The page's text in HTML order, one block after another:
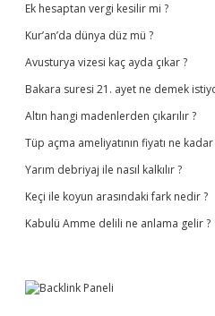
Ek hesaptan vergi kesilir mi ?
Kur’an’da dünya düz mü ?
Avusturya vizesi kaç ayda çıkar ?
Bakara suresi 21. ayet ne demek
Altın hangi madenlerden çıkarılır ?
Tüp açma ameliyatının fiyatı ne kadar
Yarım debriyaj ile nasıl kalkılır ?
Keçi ile koyun arasındaki fark nedir ?
Kabulü Amme delili ne anlama gelir ?